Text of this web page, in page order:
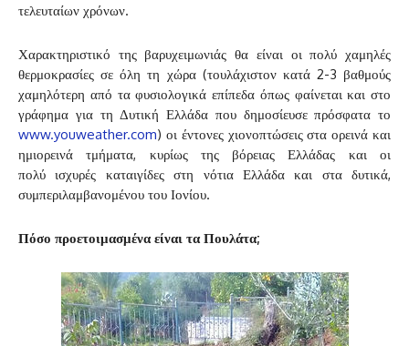
τελευταίων χρόνων.
Χαρακτηριστικό της βαρυχειμωνιάς θα είναι οι πολύ χαμηλές
θερμοκρασίες σε όλη τη χώρα (τουλάχιστον κατά 2-3 βαθμούς
χαμηλότερη από τα φυσιολογικά επίπεδα όπως φαίνεται και στο
γράφημα για τη Δυτική Ελλάδα που δημοσίευσε πρόσφατα το
www.youweather.com) οι έντονες χιονοπτώσεις στα ορεινά και
ημιορεινά τμήματα, κυρίως της βόρειας Ελλάδας και οι
πολύ ισχυρές καταιγίδες στη νότια Ελλάδα και στα δυτικά,
συμπεριλαμβανομένου του Ιονίου.
Πόσο προετοιμασμένα είναι τα Πουλάτα;